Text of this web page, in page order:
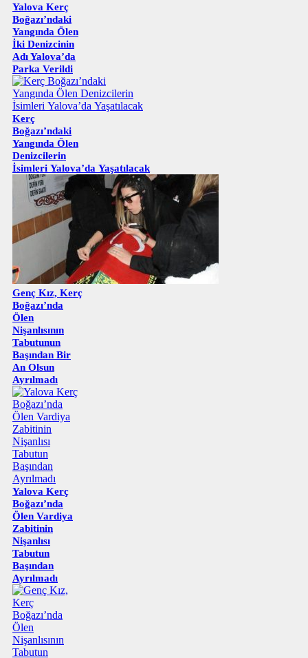
Yalova Kerç
Boğazı’ndaki
Yangında Ölen
İki Denizcinin
Adı Yalova’da
Parka Verildi
Kerç
Boğazı’ndaki
Yangında Ölen
Denizcilerin
İsimleri Yalova’da Yaşatılacak
Genç Kız, Kerç
Boğazı’nda
Ölen
Nişanlısının
Tabutunun
Başından Bir
An Olsun
Ayrılmadı
Yalova Kerç
Boğazı’nda
Ölen Vardiya
Zabitinin
Nişanlısı
Tabutun
Başından
Ayrılmadı